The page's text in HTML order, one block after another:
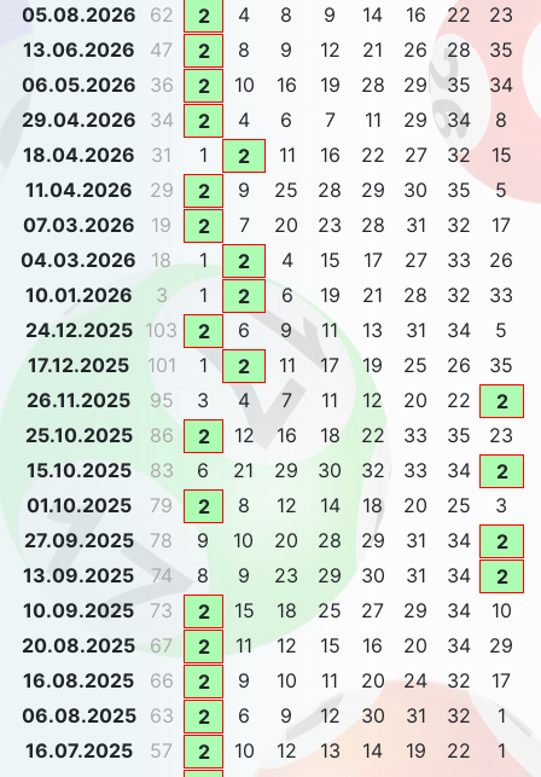
05.08.2026
62 2 4 8 9 14 16 22
23
13.06.2026
47 2 8 9 12 21 26 28
35
06.05.2026
36 2 10 16 19 28 29 35
34
29.04.2026
34 2 4 6 7 11 29 34
8
18.04.2026
31 1 2 11 16 22 27 32
15
11.04.2026
29 2 9 25 28 29 30 35
5
07.03.2026
19 2 7 20 23 28 31 32
17
04.03.2026
18 1 2 4 15 17 27 33
26
10.01.2026
3 1 2 6 19 21 28 32
33
24.12.2025 103 2 6 9 11 13 31 34
5
17.12.2025
101 1 2 11 17 19 25 26
35
26.11.2025
95 3 4 7 11 12 20 22
2
25.10.2025
86 2 12 16 18 22 33 35
23
15.10.2025
83 6 21 29 30 32 33 34
2
01.10.2025
79 2 8 12 14 18 20 25
3
27.09.2025
78 9 10 20 28 29 31 34
2
13.09.2025
74 8 9 23 29 30 31 34
2
10.09.2025
73 2 15 18 25 27 29 34
10
20.08.2025
67 2 11 12 15 16 20 34
29
16.08.2025
66 2 9 10 11 20 24 32
17
06.08.2025
63 2 6 9 12 30 31 32
1
16.07.2025
57 2 10 12 13 14 19 22
1